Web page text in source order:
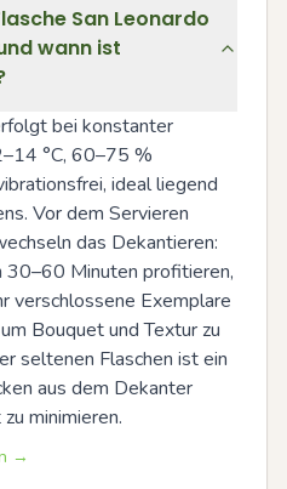
San Leonardo
wann ist
bei konstanter
°C, 60–75 %
ideal liegend
Vor dem Servieren
das Dekantieren:
Minuten profitieren,
verschlossene Exemplare
Bouquet und Textur zu
seltenen Flaschen ist ein
aus dem Dekanter
minimieren.
→